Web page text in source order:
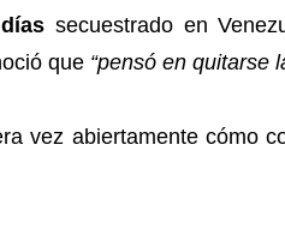
secuestrado en
que “pensó en quitarse
vez abiertamente cómo